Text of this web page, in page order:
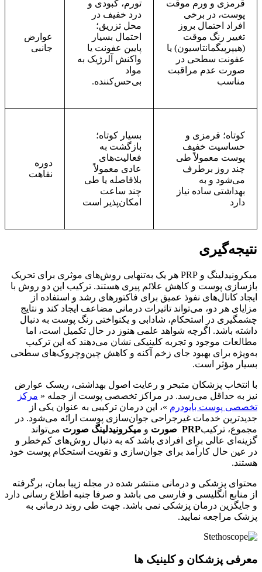
قرمزی و ورم موقت
پوست، در برخی
افراد احتمال بروز
تغییر رنگ موقت
(هیپرپیگمانتاسیون) یا
عفونت سطحی در
صورت عدم مراقبت
مناسب
تورم، کبودی و
درد خفیف در
محل تزریق؛
احتمال بسیار
پایین عفونت یا
واکنش آلرژیک به
مواد
بی‌حس‌کننده.
عوارض
جانبی
کوتاه؛ قرمزی و
حساسیت خفیف
پوست معمولاً طی
چند روز برطرف
می‌شود و به
بهداشتی ساده نیاز
دارد
بسیار کوتاه؛
بازگشت به
فعالیت‌های
عادی معمولاً
بلافاصله یا طی
چند ساعت
امکان‌پذیر است
دوره
نقاهت
نتیجه‌گیری
میکرونیدلینگ و PRP هر یک به‌تنهایی روش‌های موثری برای تحریک
بازسازی پوست و کاهش علائم پیری هستند. ترکیب این دو روش با
ایجاد کانال‌های نفوذ عمیق برای فاکتورهای رشد و استفاده از
مزایای هر دو، می‌تواند تاثیرات درمانی مضاعف ایجاد کند و نتایج
چشمگیری در استحکام، شادابی و یکنواختی رنگ پوست به دنبال
داشته باشد. اگرچه شواهد علمی هنوز در حال تکمیل است، اما
مطالعات موجود و تجربه کلینیکی نشان می‌دهند که این ترکیب
به‌ویژه برای بهبود جای زخم آکنه و کاهش چین‌وچروک‌های سطحی
بسیار مؤثر است.
با انتخاب پزشکان متبحر و رعایت اصول بهداشتی، ریسک عوارض
نیز به حداقل می‌رسد. در مراکز تخصصی پوست از جمله « مرکز
تخصصی پوست بایودرم »، این درمان ترکیبی به عنوان یکی از
جدیدترین خدمات غیرجراحی جوان‌سازی پوست ارائه می‌شود. در
مجموع، ترکیبPRP صورت و میکرونیدلینگ صورت می‌تواند
گزینه‌ای عالی برای افرادی باشد که به دنبال روش‌های کم‌خطر و
در عین حال کارآمد برای جوان‌سازی و تقویت استحکام پوست خود
هستند.
محتوای پزشکی و درمانی منتشر شده در مجله زیبا بمان، برگرفته
از منابع انگلیسی و فارسی می باشد و صرفا جنبه اطلاع رسانی دارد
و جایگزین درمان پزشکی نمی باشد. جهت طی روند درمانی به
پزشک مراجعه نمایید.
معرفی پزشکان و کلینیک ها